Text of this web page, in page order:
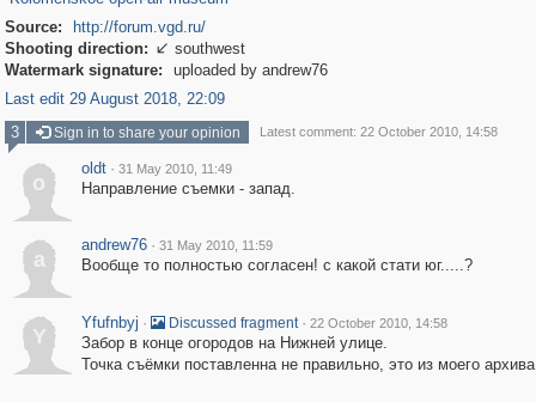
Source:
http://forum.vgd.ru/
Shooting direction:  southwest
Watermark signature:
uploaded by andrew76
Last edit 29 August 2018, 22:09
3
Sign in to share your opinion Latest comment: 22 October 2010, 14:58
o
oldt · 31 May 2010, 11:49
Направление съемки - запад.
a
andrew76 · 31 May 2010, 11:59
Вообще то полностью согласен! с какой стати юг.....?
Y
Yfufnbyj · Discussed fragment · 22 October 2010, 14:58
Забор в конце огородов на Нижней улице.
Точка съёмки поставленна не правильно, это из моего